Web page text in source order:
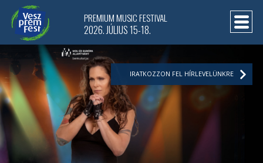
PREMIUM MUSIC FESTIVAL
2026. JÚLIUS 15-18.
IRATKOZZON FEL HÍRLEVELÜNKRE